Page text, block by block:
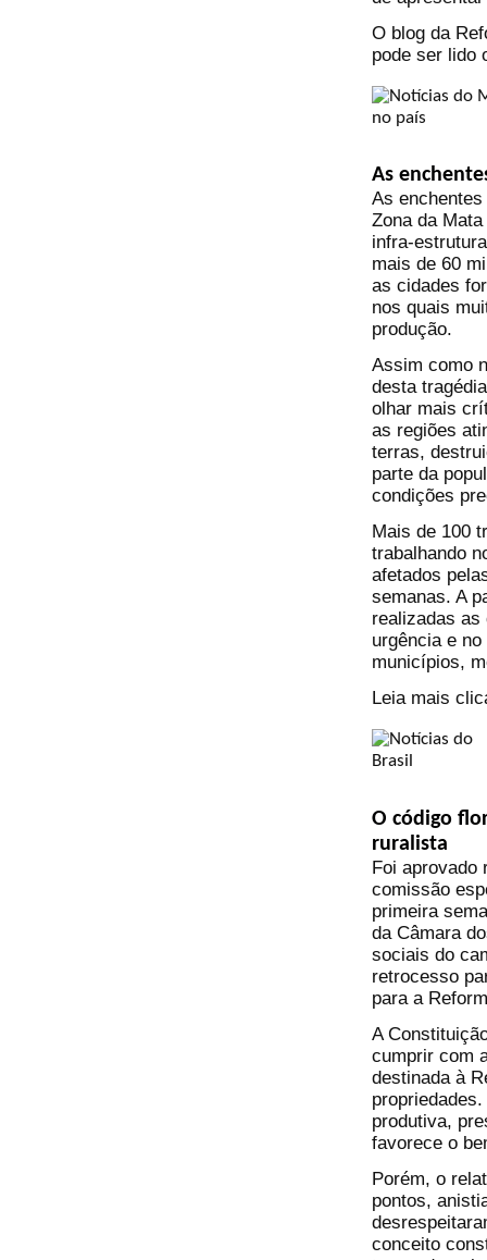
O blog da
pode ser lido
As
As
Zona da
infra-
mais de 60
as cidades
nos quais
produção.
Assim como
desta
olhar mais
as regiões
terras,
parte da
condições
Mais de 100
trabalhando
afetados
semanas. A
realizadas as
urgência e
municípios,
Leia mais
O código
ruralista
Foi aprovado
comissão
primeira
da Câmara
sociais do
retrocesso
para a
A
cumprir com
destinada à
produtiva,
favorece o
Porém, o
pontos,
conceito